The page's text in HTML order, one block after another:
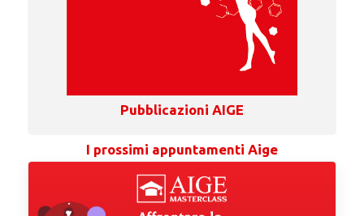
Pubblicazioni AIGE
I prossimi appuntamenti Aige